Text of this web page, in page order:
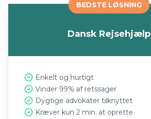
BEDSTE LØSNING
Dansk Rejsehjælp
Enkelt og hurtigt
Vinder 99% af retssager
Dygtige advokater tilknyttet
Kræver kun 2 min. at oprette